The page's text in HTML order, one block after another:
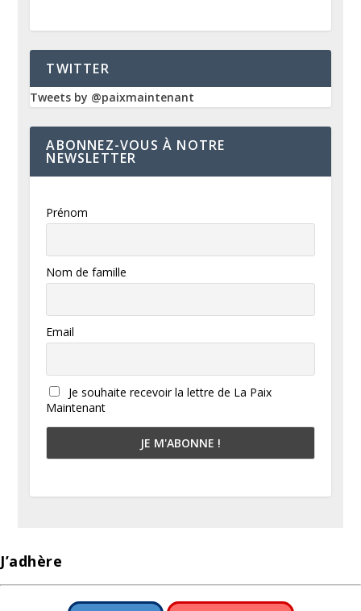
TWITTER
Tweets by @paixmaintenant
ABONNEZ-VOUS À NOTRE
NEWSLETTER
Prénom
Nom de famille
Email
Je souhaite recevoir la lettre de La Paix
Maintenant
J’adhère